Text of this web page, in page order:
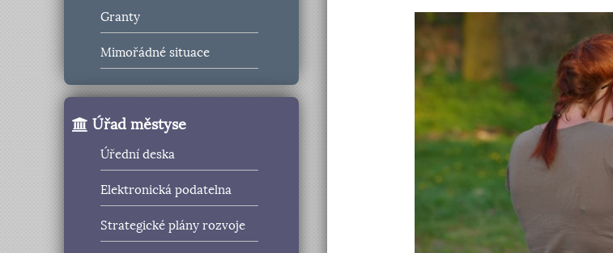
Granty
Mimořádné situace
Úřad městyse
Úřední deska
Elektronická podatelna
Strategické plány rozvoje
<